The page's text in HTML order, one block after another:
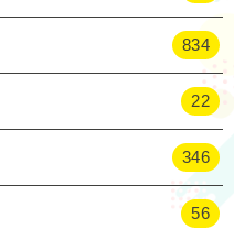
834
22
346
56